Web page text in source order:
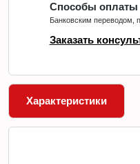
Способы оплаты
Банковским переводом,
Заказать
Характеристики